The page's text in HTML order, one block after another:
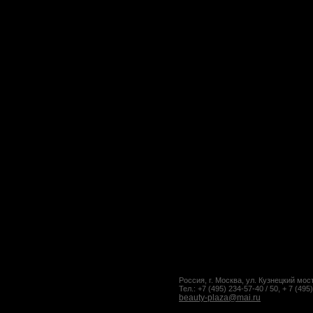
Россия, г. Москва, ул. Кузнецкий
Тел.: +7 (495) 234-57-40 / 50, + 7
beauty-plaza@mai.ru